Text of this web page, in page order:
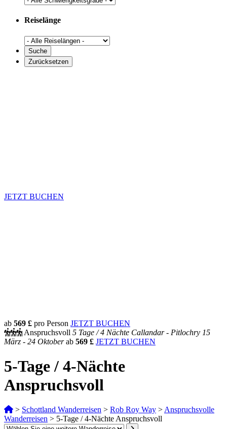
Reiselänge
JETZT BUCHEN
ab 569 £ pro Person JETZT BUCHEN
Anspruchsvoll 5 Tage /4 Nächte Callandar - Pitlochry 15
März - 24 Oktoberab 569 £ JETZT BUCHEN
5-Tage / 4-Nächte
Anspruchsvoll
> Schottland Wanderreisen > Rob Roy Way > Anspruchsvolle
Wanderreisen > 5-Tage / 4-Nächte Anspruchsvoll